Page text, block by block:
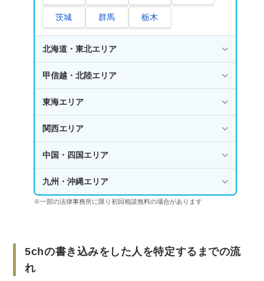
茨城 群馬 栃木
北海道・東北エリア
甲信越・北陸エリア
東海エリア
関西エリア
中国・四国エリア
九州・沖縄エリア
※一部の法律事務所に限り初回相談無料の場合があります
5chの書き込みをした人を特定するまでの流
れ